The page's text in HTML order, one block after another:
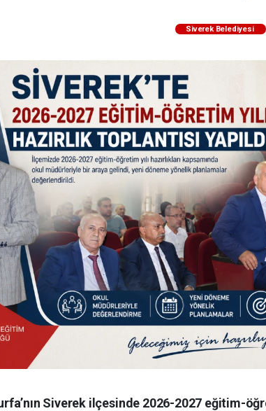
Siverek Belediyesi
Siverek ilçesinde 2026-2027 eğitim-